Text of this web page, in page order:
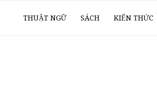
THUẬT NGỮ SÁCH KIẾN THỨC